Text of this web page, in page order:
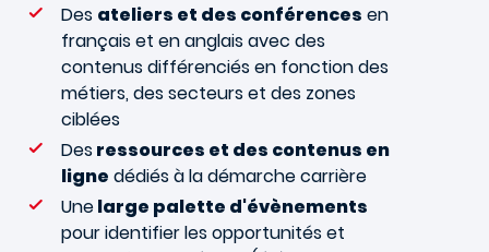
Des ateliers et des conférences en
français et en anglais avec des
contenus différenciés en fonction des
métiers, des secteurs et des zones
ciblées
Desressources et des contenus en
ligne dédiés à la démarche carrière
Unelarge palette d'évènements
pour identifier les opportunités et